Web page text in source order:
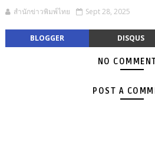
สำนักข่าวพิมพ์ไทย Sept 28, 2025
BLOGGER DISQUS
NO
POST A